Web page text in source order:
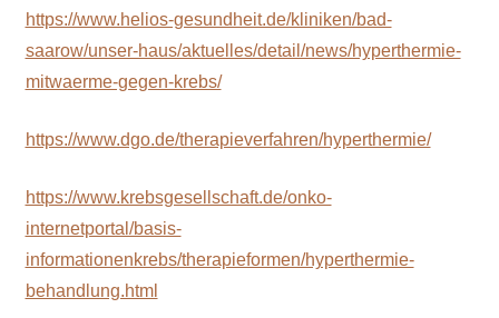
https://www.helios-gesundheit.de/kliniken/bad-
saarow/unser-haus/aktuelles/detail/news/hyperthermie-
mitwaerme-gegen-krebs/
https://www.dgo.de/therapieverfahren/hyperthermie/
https://www.krebsgesellschaft.de/onko-
internetportal/basis-
informationenkrebs/therapieformen/hyperthermie-
behandlung.html